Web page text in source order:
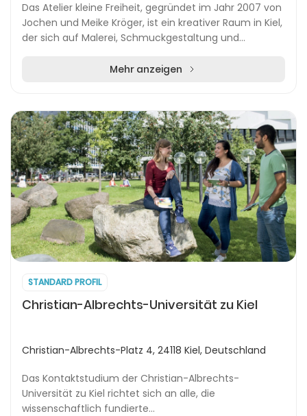
Das Atelier kleine Freiheit, gegründet im Jahr 2007 von
Jochen und Meike Kröger, ist ein kreativer Raum in Kiel,
der sich auf Malerei, Schmuckgestaltung und
Mehr anzeigen
STANDARD PROFIL
Christian-Albrechts-Universität zu Kiel
Christian-Albrechts-Platz 4, 24118 Kiel, Deutschland
Das Kontaktstudium der Christian-Albrechts-
Universität zu Kiel richtet sich an alle, die
wissenschaftlich fundierte